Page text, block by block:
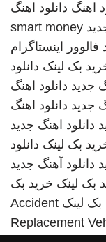
اهنگ دانلود اهنگ
smart money
فالوور اینستاگرام
بک لینک دانلود
جدید دانلود اهنگ
جدید دانلود اهنگ
دانلود اهنگ جدید
بک لینک دانلود
دانلود آهنگ جدید
بک لینک خرید بک
بک لینک Accident
Replacement